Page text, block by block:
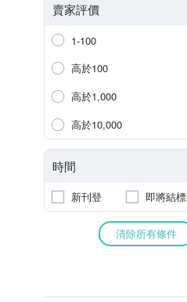
賣家評價
1-100
高於100
高於1,000
高於10,000
時間
新刊登 即將結標
清除所有條件